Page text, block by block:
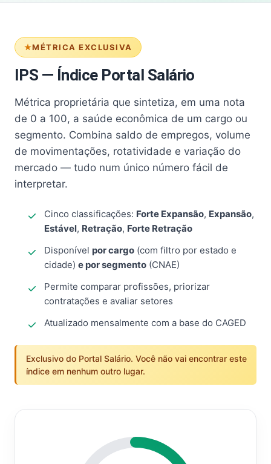
MÉTRICA EXCLUSIVA
IPS — Índice Portal Salário
Métrica proprietária que sintetiza, em uma nota
de 0 a 100, a saúde econômica de um cargo ou
segmento. Combina saldo de empregos, volume
de movimentações, rotatividade e variação do
mercado — tudo num único número fácil de
interpretar.
Cinco classificações: Forte Expansão, Expansão,
Estável, Retração, Forte Retração
Disponível por cargo (com filtro por estado e
cidade) e por segmento (CNAE)
Permite comparar profissões, priorizar
contratações e avaliar setores
Atualizado mensalmente com a base do CAGED
Exclusivo do Portal Salário. Você não vai encontrar este
índice em nenhum outro lugar.